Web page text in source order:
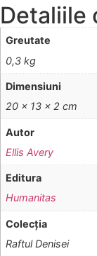
Detaliile
Greutate
0,3 kg
Dimensiuni
20 × 13 × 2 cm
Autor
Ellis Avery
Editura
Humanitas
Colecţia
Raftul Denisei